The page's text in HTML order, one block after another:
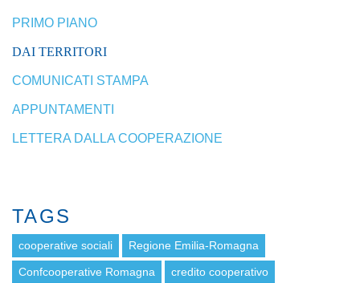
PRIMO PIANO
DAI TERRITORI
COMUNICATI STAMPA
APPUNTAMENTI
LETTERA DALLA COOPERAZIONE
TAGS
cooperative sociali Regione Emilia-Romagna
Confcooperative Romagna credito cooperativo